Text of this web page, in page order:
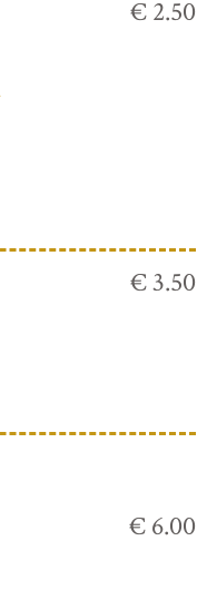
€ 2.50
€ 3.50
€ 6.00